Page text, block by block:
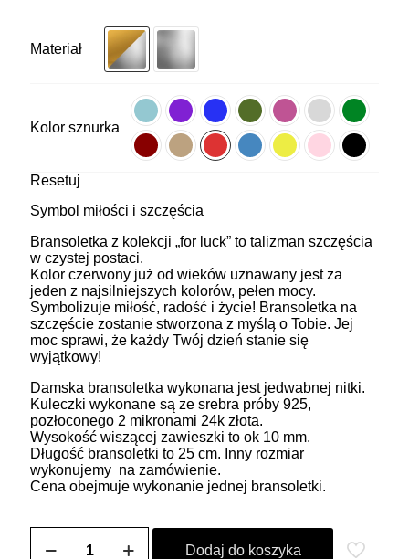
Materiał
Kolor sznurka
Resetuj
Symbol miłości i szczęścia
Bransoletka z kolekcji „for luck” to talizman szczęścia
w czystej postaci.
Kolor czerwony już od wieków uznawany jest za
jeden z najsilniejszych kolorów, pełen mocy.
Symbolizuje miłość, radość i życie! Bransoletka na
szczęście zostanie stworzona z myślą o Tobie. Jej
moc sprawi, że każdy Twój dzień stanie się
wyjątkowy!
Damska bransoletka wykonana jest jedwabnej nitki.
Kuleczki wykonane są ze srebra próby 925,
pozłoconego 2 mikronami 24k złota.
Wysokość wiszącej zawieszki to ok 10 mm.
Długość bransoletki to 25 cm. Inny rozmiar
wykonujemy na zamówienie.
Cena obejmuje wykonanie jednej bransoletki.
ZOZO
Dodaj do koszyka